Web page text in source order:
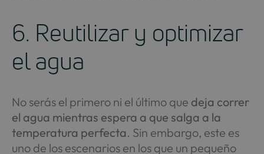
6. Reutilizar y optimizar
el agua
No serás el primero ni el último que deja correr
el agua mientras espera a que salga a la
temperatura perfecta. Sin embargo, este es
uno de los escenarios en los que un pequeño